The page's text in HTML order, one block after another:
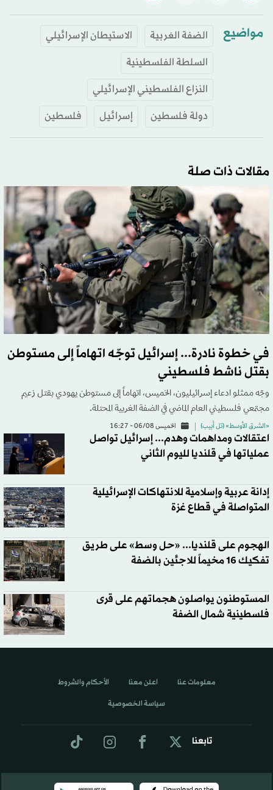
مواضيع الضفة الغربية
الاستيطان الإسرائيلي
السلطة الفلسطينية
النزاع الفلسطيني الإسرائيلي
دولة فلسطين
إسرائيل فلسطين
مقالات ذات صلة
في خطوة نادرة... إسرائيل توجّه اتهاماً إلى مستوطن
بقتل ناشط فلسطيني
وجّه ممثلو ادعاء إسرائيليون، الخميس، اتهاماً إلى مستوطن يهودي بقتل زعيم
مجتمعي فلسطيني العام الماضي في الضفة الغربية المحتلة.
«الشرق الأوسط» (تل أبيب) الخميس 06/08 - 16:27
اعتقالات ومداهمات وهدم... إسرائيل تواصل
عملياتها في قلنديا لليوم الثاني
إدانة عربية وإسلامية للانتهاكات الإسرائيلية
المتواصلة في قطاع غزة
الهجوم على قلنديا... «حل وسط» على طريق
تفكيك 16 مخيماً للاجئين بالضفة
المستوطنون يواصلون هجماتهم على قرى
فلسطينية شمال الضفة
تابعنا
معلومات عنا اعلن معنا الأحكام والشروط
سياسة الخصوصية